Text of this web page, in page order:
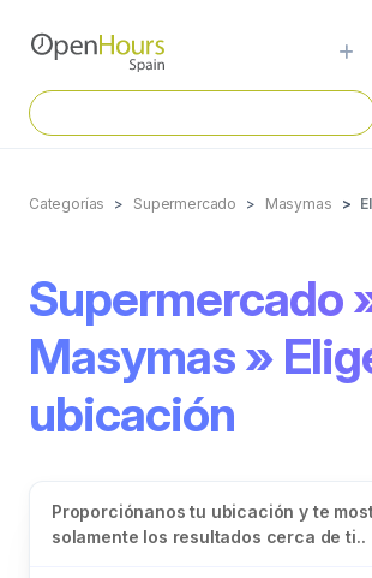
Categorías Supermercado Masymas
Supermercado
Masymas »
ubicación
Proporciónanos tu ubicación y te
solamente los resultados cerca de ti..